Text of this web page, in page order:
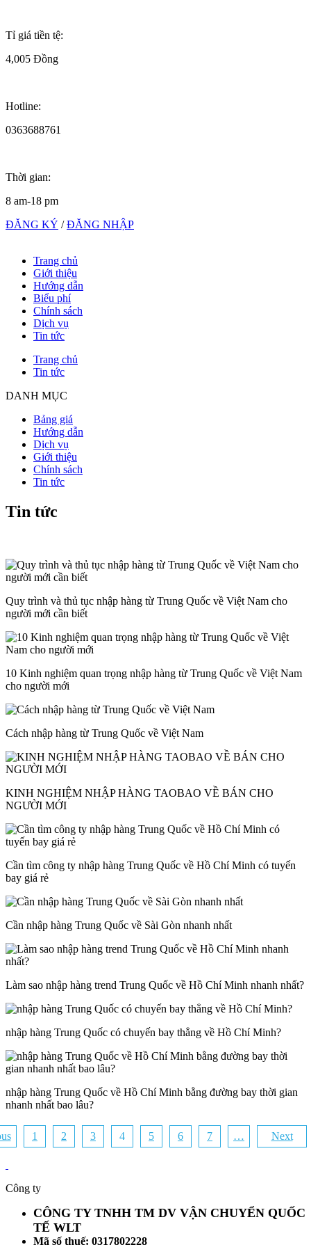
Tỉ giá tiền tệ:
4,005 Đồng
Hotline:
0363688761
Thời gian:
8 am-18 pm
ĐĂNG KÝ /ĐĂNG NHẬP
Trang chủ
Giới thiệu
Hướng dẫn
Biểu phí
Chính sách
Dịch vụ
Tin tức
Trang chủ
Tin tức
DANH MỤC
Bảng giá
Hướng dẫn
Dịch vụ
Giới thiệu
Chính sách
Tin tức
Tin tức
Quy trình và thủ tục nhập hàng từ Trung Quốc về Việt Nam cho
người mới cần biết
10 Kinh nghiệm quan trọng nhập hàng từ Trung Quốc về Việt Nam
cho người mới
Cách nhập hàng từ Trung Quốc về Việt Nam
KINH NGHIỆM NHẬP HÀNG TAOBAO VỀ BÁN CHO
NGƯỜI MỚI
Cần tìm công ty nhập hàng Trung Quốc về Hồ Chí Minh có tuyến
bay giá rẻ
Cần nhập hàng Trung Quốc về Sài Gòn nhanh nhất
Làm sao nhập hàng trend Trung Quốc về Hồ Chí Minh nhanh nhất?
nhập hàng Trung Quốc có chuyến bay thẳng về Hồ Chí Minh?
nhập hàng Trung Quốc về Hồ Chí Minh bằng đường bay thời gian
nhanh nhất bao lâu?
1 2 3 4 5 6 7 … Next
Công ty
CÔNG TY TNHH TM DV VẬN CHUYỂN QUỐC
TẾ WLT
Mã số thuế: 0317802228